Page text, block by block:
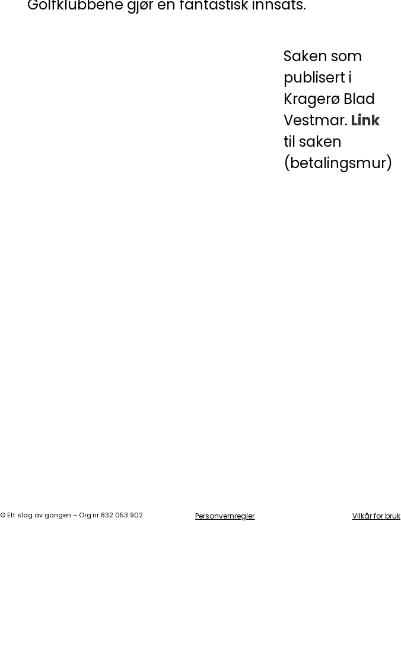
Golfklubbene gjør en fantastisk innsats.
Saken som
publisert i
Kragerø Blad
Vestmar. Link
til saken
(betalingsmur)
©Ett slag av gangen – Org.nr 832 053 902 Personvernregler Vilkår for bruk